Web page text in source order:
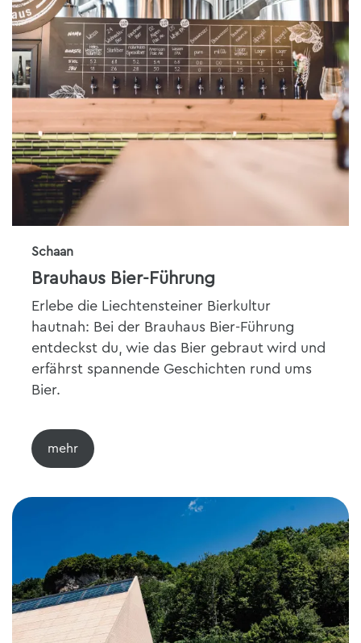
Schaan
Brauhaus Bier-Führung
Erlebe die Liechtensteiner Bierkultur
hautnah: Bei der Brauhaus Bier-Führung
entdeckst du, wie das Bier gebraut wird und
erfährst spannende Geschichten rund ums
Bier.